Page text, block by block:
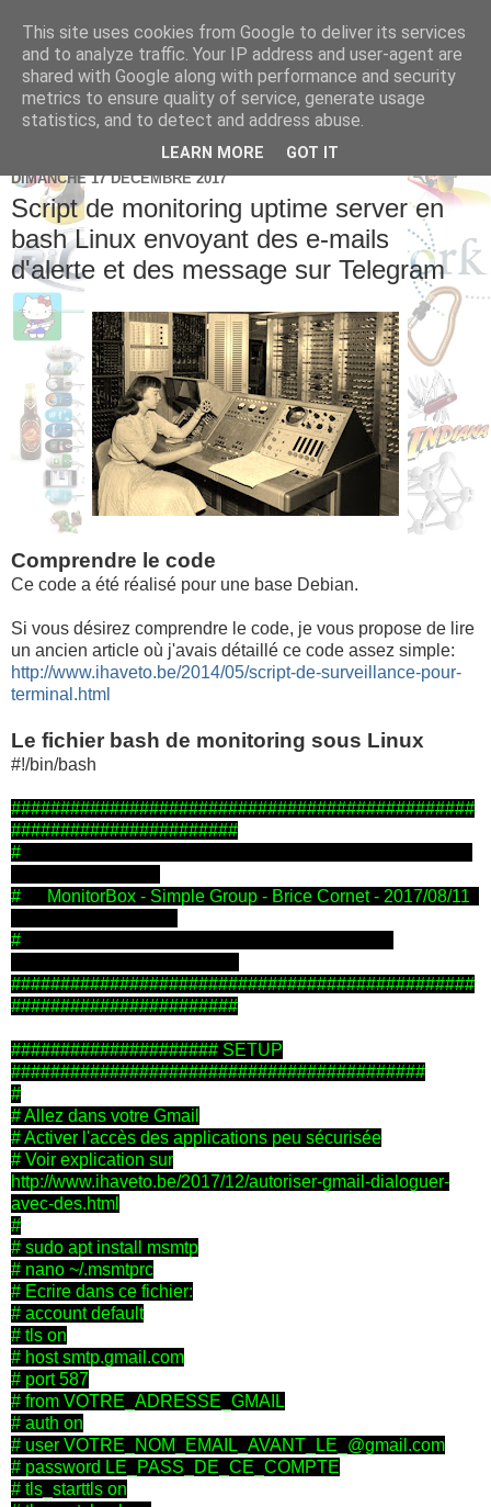
Brice Cornet: serial
entrepreneur hédoniste
DIMANCHE 17 DÉCEMBRE 2017
Script de monitoring uptime server en
bash Linux envoyant des e-mails
d'alerte et des message sur Telegram
Comprendre le code
Ce code a été réalisé pour une base Debian.
Si vous désirez comprendre le code, je vous propose de lire
un ancien article où j'avais détaillé ce code assez simple:
http://www.ihaveto.be/2014/05/script-de-surveillance-pour-
terminal.html
Le fichier bash de monitoring sous Linux
#!/bin/bash
###############################################
#######################
#
# MonitorBox - Simple Group - Brice Cornet - 2017/08/11
#
###############################################
#######################
##################### SETUP
##########################################
#
# Allez dans votre Gmail
# Activer l'accès des applications peu sécurisée
# Voir explication sur
http://www.ihaveto.be/2017/12/autoriser-gmail-dialoguer-
avec-des.html
#
# sudo apt install msmtp
# nano ~/.msmtprc
# Ecrire dans ce fichier:
# account default
# tls on
# host smtp.gmail.com
# port 587
# from VOTRE_ADRESSE_GMAIL
# auth on
# user VOTRE_NOM_EMAIL_AVANT_LE_@gmail.com
# password LE_PASS_DE_CE_COMPTE
# tls_starttls on
This site uses cookies from Google to deliver its services
and to analyze traffic. Your IP address and user-agent are
shared with Google along with performance and security
metrics to ensure quality of service, generate usage
statistics, and to detect and address abuse.
LEARN MORE GOT IT